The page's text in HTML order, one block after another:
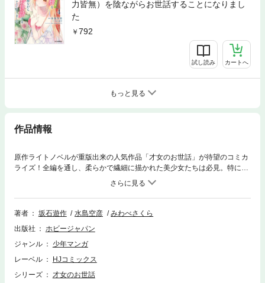
力皆無）を陰ながらお世話することになりまし
た
792
試し読み カートへ
もっと見る
作品情報
原作ライトノベルが重版出来の人気作品「才女のお世話」が待望のコミカ
ライズ！全編を通し、柔らかで繊細に描かれた美少女たちは必見。特にヒ
ロイン・雛子のギャップ……艶やかで才色兼備なお嬢様状態と、ぐうたら
で甘えん坊な自堕落モードが、絵で楽しめるのは漫画ならでは。コロコロ
と可愛らしく見た目を変える、お嬢様の魅力をご覧ください。あらすじ）
男子高校生・友成伊月は、誘拐に巻き込まれたことが切っ掛けで、日本随
な雛子だが、その正体は生活能力皆無のぐうたら娘だった。しかし、家の
都合で、学院では「完璧なお嬢様」を演じなければならない雛子。そんな
に甘えてくるようになって――「私…伊月がいれば いい」ギャップ可愛い
お嬢様との主従を越えて始まる恋物語。
著者 坂石遊作 水島空彦
みわべさくら
出版社
ホビージャパン
ジャンル
少年マンガ
レーベル
HJコミックス
シリーズ
才女のお世話